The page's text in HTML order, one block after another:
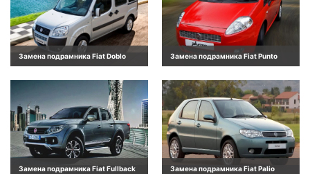
Замена подрамника Fiat Doblo Замена подрамника Fiat Punto
Замена подрамника Fiat Fullback Замена подрамника Fiat Palio